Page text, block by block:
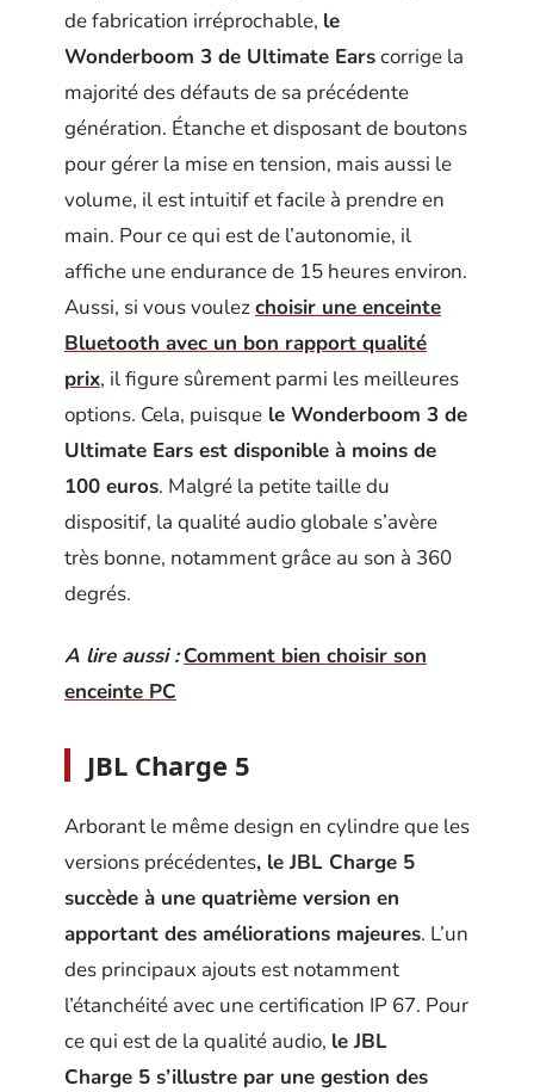
de fabrication irréprochable, le
Wonderboom 3 de Ultimate Earscorrige la
majorité des défauts de sa précédente
génération. Étanche et disposant de boutons
pour gérer la mise en tension, mais aussi le
volume, il est intuitif et facile à prendre en
main. Pour ce qui est de l’autonomie, il
affiche une endurance de 15 heures environ.
Aussi, si vous voulezchoisir une enceinte
Bluetooth avec un bon rapport qualité
prix, il figure sûrement parmi les meilleures
options. Cela, puisque le Wonderboom 3 de
Ultimate Ears est disponible à moins de
100 euros. Malgré la petite taille du
dispositif, la qualité audio globale s’avère
très bonne, notamment grâce au son à 360
degrés.
A lire aussi : Comment bien choisir son
enceinte PC
JBL Charge 5
Arborant le même design en cylindre que les
versions précédentes, le JBL Charge 5
succède à une quatrième version en
apportant des améliorations majeures. L’un
des principaux ajouts est notamment
l’étanchéité avec une certification IP 67. Pour
ce qui est de la qualité audio, le JBL
Charge 5 s’illustre par une gestion des